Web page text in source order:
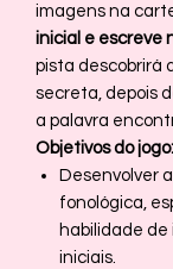
imagens na
inicial e escreve
pista descobrirá
secreta, depois
a palavra
Objetivos do jogo:
Desenvolver
fonológica,
habilidade
iniciais.